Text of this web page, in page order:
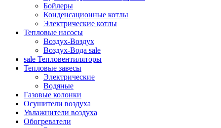
Бойлеры
Конденсационные котлы
Электрические котлы
Тепловые насосы
Воздух-Воздух
Воздух-Вода sale
sale Тепловентиляторы
Тепловые завесы
Электрические
Водяные
Газовые колонки
Осушители воздуха
Увлажнители воздуха
Обогреватели